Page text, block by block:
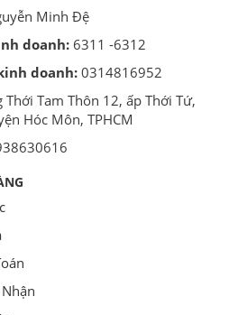
Minh Đệ
doanh: 6311 -6312
doanh: 0314816952
Tam Thôn 12, ấp Thới Tứ,
Hóc Môn, TPHCM